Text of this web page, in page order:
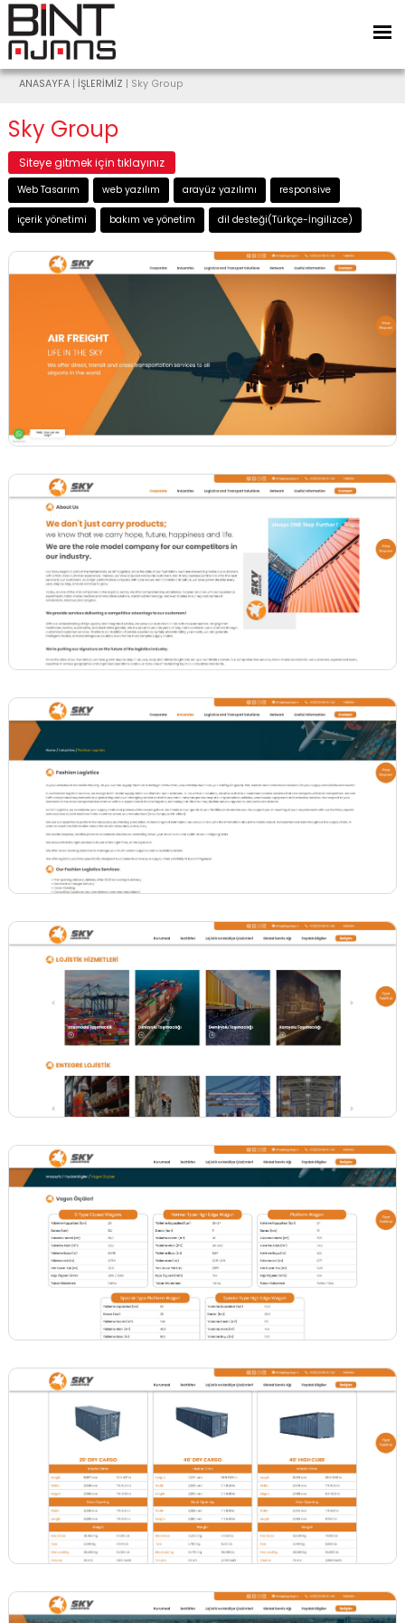
BİNT AJANS
ANASAYFA | İŞLERİMİZ | Sky Group
Sky Group
Siteye gitmek için tıklayınız
Web Tasarım web yazılım arayüz yazılımı responsive
içerik yönetimi bakım ve yönetim dil desteği(Türkçe-İngilizce)